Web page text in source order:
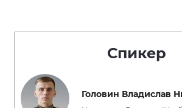
Спикер
Головин Владислав